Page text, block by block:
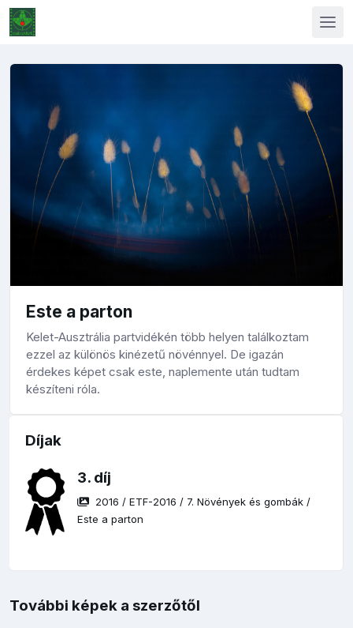
Este a parton
Kelet-Ausztrália partvidékén több helyen találkoztam
ezzel az különös kinézetű növénnyel. De igazán
érdekes képet csak este, naplemente után tudtam
készíteni róla.
Díjak
3. díj
2016 /ETF-2016 / 7. Növények és gombák /
Este a parton
További képek a szerzőtől